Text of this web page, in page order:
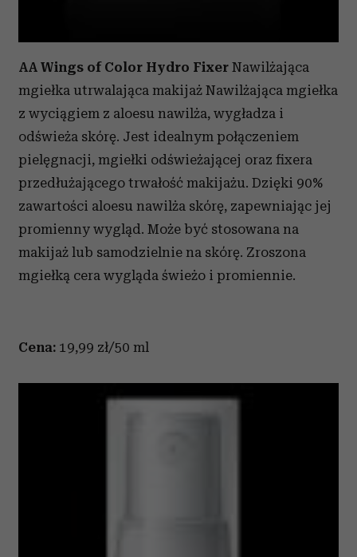
AA Wings of Color Hydro Fixer Nawilżająca
mgiełka utrwalająca makijaż Nawilżająca mgiełka
z wyciągiem z aloesu nawilża, wygładza i
odświeża skórę. Jest idealnym połączeniem
pielęgnacji, mgiełki odświeżającej oraz fixera
przedłużającego trwałość makijażu. Dzięki 90%
zawartości aloesu nawilża skórę, zapewniając jej
promienny wygląd. Może być stosowana na
makijaż lub samodzielnie na skórę. Zroszona
mgiełką cera wygląda świeżo i promiennie.
Cena: 19,99 zł/50 ml